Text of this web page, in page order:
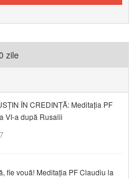
zile
ÎN CREDINȚĂ: Meditația PF
VI-a după Rusalii
fie vouă! Meditația PF Claudiu la